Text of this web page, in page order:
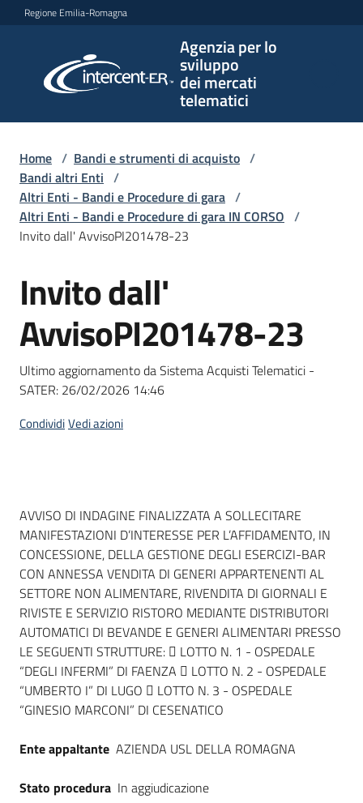
Vai al contenuto
Vai alla navigazione
Vai al footer
Regione Emilia-Romagna
Agenzia per lo
sviluppo
dei mercati
telematici
per lo
sviluppo
telematici
L'Agenzia
Bandi
strumenti
acquisto
telematiche
English
site
su
Home / Bandi e strumenti di acquisto /
Bandi altri Enti /
Altri Enti - Bandi e Procedure di gara /
Altri Enti - Bandi e Procedure di gara IN CORSO /
Invito dall' AvvisoPI201478-23
Salta al contenuto
Invito dall'
AvvisoPI201478-23
Ultimo aggiornamento da Sistema Acquisti Telematici -
SATER: 26/02/2026 14:46
CondividiVedi azioni
Dati del bando
AVVISO DI INDAGINE FINALIZZATA A SOLLECITARE
MANIFESTAZIONI D’INTERESSE PER L’AFFIDAMENTO, IN
CONCESSIONE, DELLA GESTIONE DEGLI ESERCIZI-BAR
CON ANNESSA VENDITA DI GENERI APPARTENENTI AL
SETTORE NON ALIMENTARE, RIVENDITA DI GIORNALI E
RIVISTE E SERVIZIO RISTORO MEDIANTE DISTRIBUTORI
AUTOMATICI DI BEVANDE E GENERI ALIMENTARI PRESSO
LE SEGUENTI STRUTTURE:  LOTTO N. 1 - OSPEDALE
“DEGLI INFERMI” DI FAENZA  LOTTO N. 2 - OSPEDALE
“UMBERTO I” DI LUGO  LOTTO N. 3 - OSPEDALE
“GINESIO MARCONI” DI CESENATICO
Ente appaltante AZIENDA USL DELLA ROMAGNA
Stato procedura In aggiudicazione